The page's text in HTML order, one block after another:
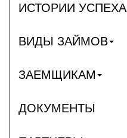
ИСТОРИИ УСПЕХА
ВИДЫ ЗАЙМОВ
ЗАЕМЩИКАМ
ДОКУМЕНТЫ